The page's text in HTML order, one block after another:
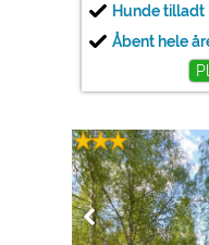
Hunde tilladt
Åbent hele